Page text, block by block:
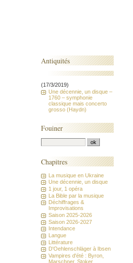
Antiquités
(17/3/2019)
Une décennie, un disque –
1760 – symphonie
classique mais concerto
grosso (Haydn)
Fouiner
Chapitres
La musique en Ukraine
Une décennie, un disque
1 jour, 1 opéra
La Bible par la musique
Déchiffrages &
Improvisations
Saison 2025-2026
Saison 2026-2027
Intendance
Langue
Littérature
D'Oehlenschläger à Ibsen
Vampires d'été : Byron,
Marschner, Stoker